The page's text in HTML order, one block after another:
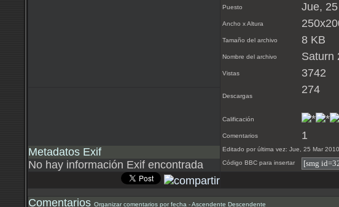
Puesto Jue,
Ancho x Altura
Tamaño del archivo 8 KB
Nombre del archivo Saturn
Vistas 3742
Descargas
274
Calificación
Comentarios 1
Editado por última vez: Jue, 25 Mar
Código BBC para insertar
Metadatos Exif
No hay información Exif encontrada
Comentarios Organizar comentarios por fecha -Ascendente Descendente